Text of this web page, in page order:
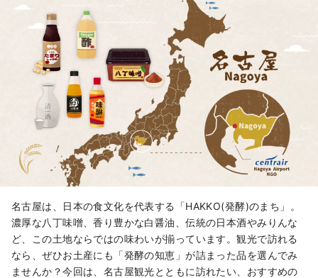
名古屋は、日本の食文化を代表する「HAKKO(発酵)のまち」。
濃厚な八丁味噌、香り豊かな白醤油、伝統の日本酒やみりんな
ど、この土地ならではの味わいが揃っています。観光で訪れる
なら、ぜひお土産にも「発酵の知恵」が詰まった品を選んでみ
ませんか？今回は、名古屋観光とともに訪れたい、おすすめの